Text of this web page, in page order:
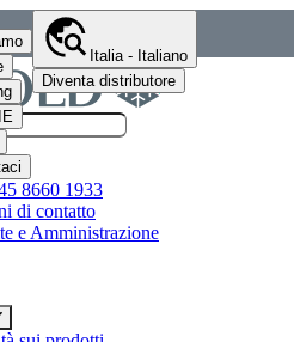
Italia - Italiano
Diventa distributore
8660 1933
di contatto
e Amministrazione